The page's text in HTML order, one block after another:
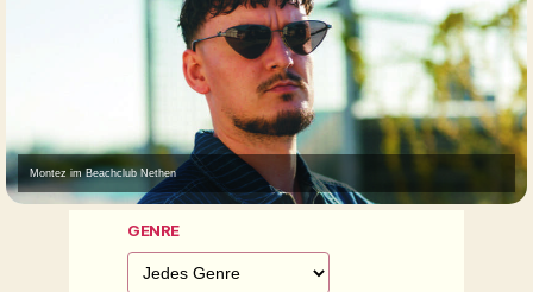
Montez im Beachclub Nethen
GENRE